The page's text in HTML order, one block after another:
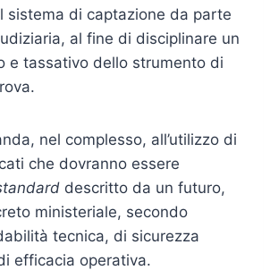
sistema di captazione da parte
al fine di disciplinare un
e tassativo dello strumento di
nel complesso, all’utilizzo di
che dovranno essere
descritto da un futuro,
ministeriale, secondo
tecnica, di sicurezza
efficacia operativa.